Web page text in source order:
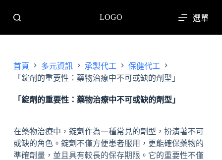
至
主
容
LOGO 選單
首頁 多元資訊 承製代工
保健代工
「錠劑的重要性：藥物治療中不可或缺的劑型」
「錠劑的重要性：藥物治療中不可或缺的劑型」
在藥物治療中，錠劑作為一種常見的劑型，扮演著不可
或缺的角色。錠劑不僅方便患者服用，更能確保藥物的
準確劑量，並且具有較長的保存期限。它的重要性不僅